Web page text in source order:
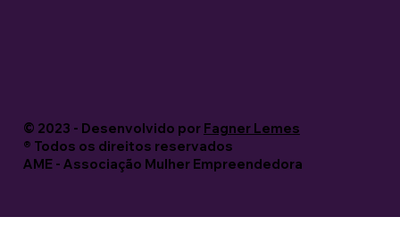
© 2023 - Desenvolvido por Fagner Lemes
®️ Todos os direitos reservados
AME - Associação Mulher Empreendedora